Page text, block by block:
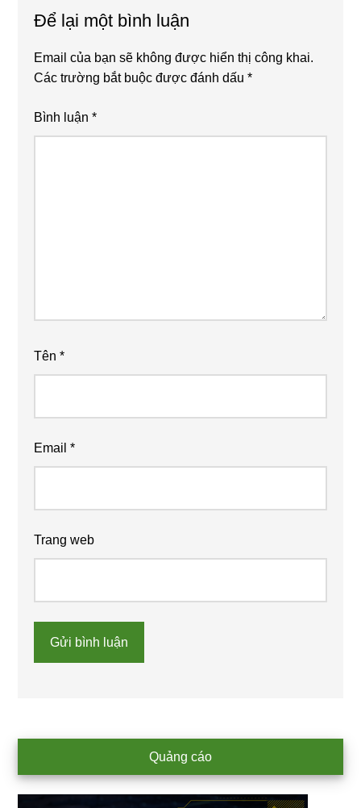
Để lại một bình luận
Email của bạn sẽ không được hiển thị công khai.
Các trường bắt buộc được đánh dấu*
Bình luận*
Tên*
Email*
Trang web
Sidebar
Quảng cáo